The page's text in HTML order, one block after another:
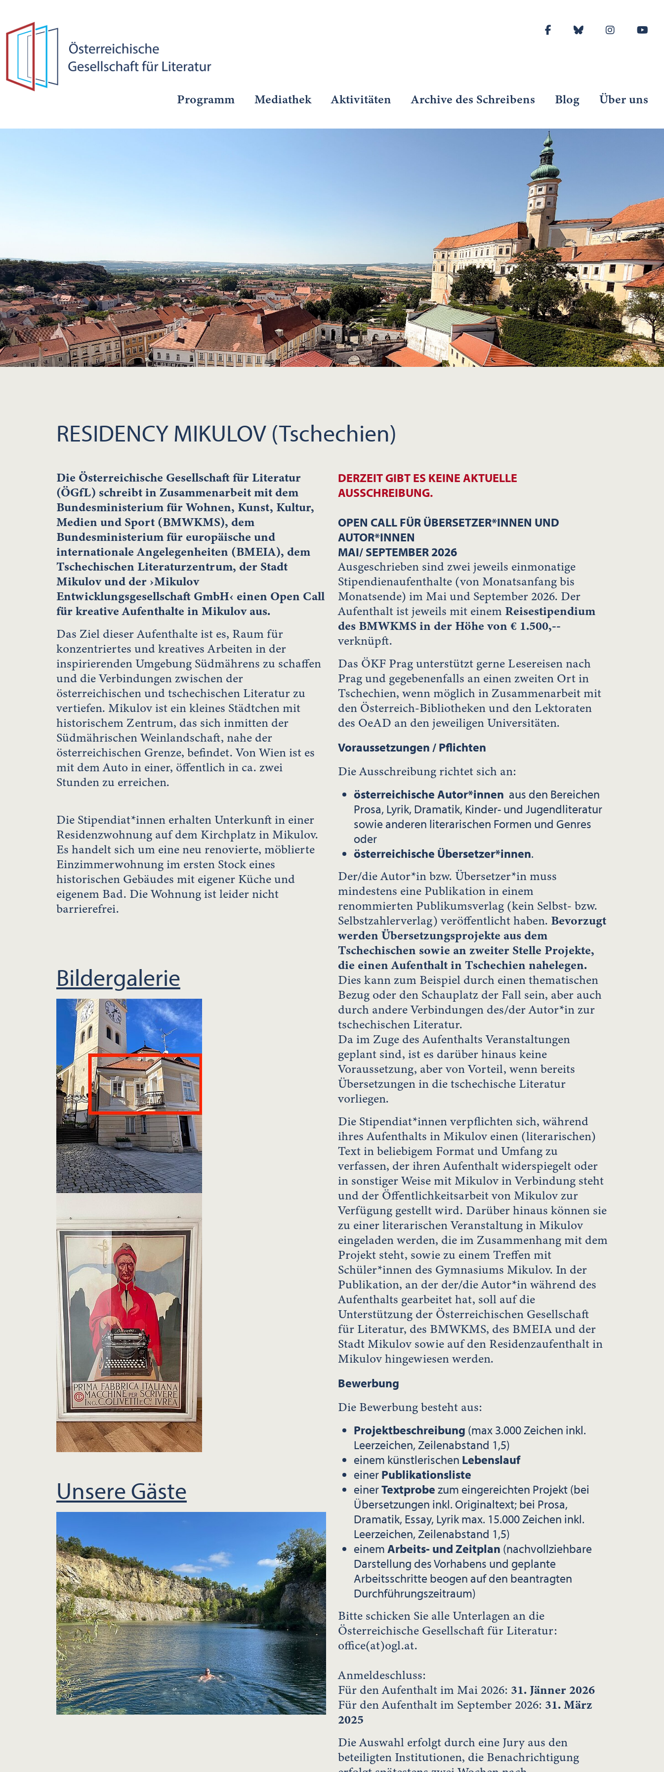
Programm Mediathek Aktivitäten Archive des Schreibens Blog Über uns
RESIDENCY MIKULOV (Tschechien)
Die Österreichische Gesellschaft für Literatur
(ÖGfL) schreibt in Zusammenarbeit mit dem
Bundesministerium für Wohnen, Kunst, Kultur,
Medien und Sport (BMWKMS), dem
Bundesministerium für europäische und
internationale Angelegenheiten (BMEIA), dem
Tschechischen Literaturzentrum, der Stadt
Mikulov und der ›Mikulov
Entwicklungsgesellschaft GmbH‹ einen Open Call
für kreative Aufenthalte in Mikulov aus.
Das Ziel dieser Aufenthalte ist es, Raum für
konzentriertes und kreatives Arbeiten in der
inspirierenden Umgebung Südmährens zu schaffen
und die Verbindungen zwischen der
österreichischen und tschechischen Literatur zu
vertiefen. Mikulov ist ein kleines Städtchen mit
historischem Zentrum, das sich inmitten der
Südmährischen Weinlandschaft, nahe der
österreichischen Grenze, befindet. Von Wien ist es
mit dem Auto in einer, öffentlich in ca. zwei
Stunden zu erreichen.
Die Stipendiat*innen erhalten Unterkunft in einer
Residenzwohnung auf dem Kirchplatz in Mikulov.
Es handelt sich um eine neu renovierte, möblierte
Einzimmerwohnung im ersten Stock eines
historischen Gebäudes mit eigener Küche und
eigenem Bad. Die Wohnung ist leider nicht
barrierefrei.
Bildergalerie
Unsere Gäste
DERZEIT GIBT ES KEINE AKTUELLE
AUSSCHREIBUNG.
OPEN CALL FÜR ÜBERSETZER*INNEN UND
AUTOR*INNEN
MAI/ SEPTEMBER 2026
Ausgeschrieben sind zwei jeweils einmonatige
Stipendienaufenthalte (von Monatsanfang bis
Monatsende) im Mai und September 2026. Der
Aufenthalt ist jeweils mit einem Reisestipendium
des BMWKMS in der Höhe von € 1.500,--
verknüpft.
Das ÖKF Prag unterstützt gerne Lesereisen nach
Prag und gegebenenfalls an einen zweiten Ort in
Tschechien, wenn möglich in Zusammenarbeit mit
den Österreich-Bibliotheken und den Lektoraten
des OeAD an den jeweiligen Universitäten.
Voraussetzungen / Pflichten
Die Ausschreibung richtet sich an:
österreichische Autor*innen aus den Bereichen
Prosa, Lyrik, Dramatik, Kinder- und Jugendliteratur
sowie anderen literarischen Formen und Genres
oder
österreichische Übersetzer*innen.
Der/die Autor*in bzw. Übersetzer*in muss
mindestens eine Publikation in einem
renommierten Publikumsverlag (kein Selbst- bzw.
Selbstzahlerverlag) veröffentlicht haben. Bevorzugt
werden Übersetzungsprojekte aus dem
Tschechischen sowie an zweiter Stelle Projekte,
die einen Aufenthalt in Tschechien nahelegen.
Dies kann zum Beispiel durch einen thematischen
Bezug oder den Schauplatz der Fall sein, aber auch
durch andere Verbindungen des/der Autor*in zur
tschechischen Literatur.
Da im Zuge des Aufenthalts Veranstaltungen
geplant sind, ist es darüber hinaus keine
Voraussetzung, aber von Vorteil, wenn bereits
Übersetzungen in die tschechische Literatur
vorliegen.
Die Stipendiat*innen verpflichten sich, während
ihres Aufenthalts in Mikulov einen (literarischen)
Text in beliebigem Format und Umfang zu
verfassen, der ihren Aufenthalt widerspiegelt oder
in sonstiger Weise mit Mikulov in Verbindung steht
und der Öffentlichkeitsarbeit von Mikulov zur
Verfügung gestellt wird. Darüber hinaus können sie
zu einer literarischen Veranstaltung in Mikulov
eingeladen werden, die im Zusammenhang mit dem
Projekt steht, sowie zu einem Treffen mit
Schüler*innen des Gymnasiums Mikulov. In der
Publikation, an der der/die Autor*in während des
Aufenthalts gearbeitet hat, soll auf die
Unterstützung der Österreichischen Gesellschaft
für Literatur, des BMWKMS, des BMEIA und der
Stadt Mikulov sowie auf den Residenzaufenthalt in
Mikulov hingewiesen werden.
Bewerbung
Die Bewerbung besteht aus:
Projektbeschreibung (max 3.000 Zeichen inkl.
Leerzeichen, Zeilenabstand 1,5)
einem künstlerischen Lebenslauf
einer Publikationsliste
einerTextprobe zum eingereichten Projekt (bei
Übersetzungen inkl. Originaltext; bei Prosa,
Dramatik, Essay, Lyrik max. 15.000 Zeichen inkl.
Leerzeichen, Zeilenabstand 1,5)
einem Arbeits- und Zeitplan (nachvollziehbare
Darstellung des Vorhabens und geplante
Arbeitsschritte beogen auf den beantragten
Durchführungszeitraum)
Bitte schicken Sie alle Unterlagen an die
Österreichische Gesellschaft für Literatur:
office(at)ogl.at.
Anmeldeschluss:
Für den Aufenthalt im Mai 2026: 31. Jänner 2026
Für den Aufenthalt im September 2026: 31. März
2025
Die Auswahl erfolgt durch eine Jury aus den
beteiligten Institutionen, die Benachrichtigung